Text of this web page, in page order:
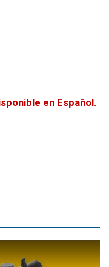
en Español.